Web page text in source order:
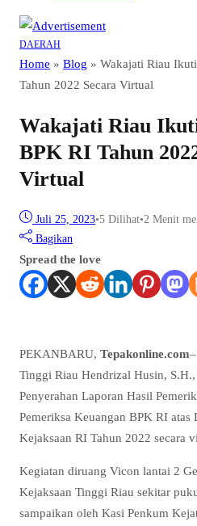
DAERAH
Home » Blog » Wakajati Riau
Tahun 2022 Secara Virtual
Wakajati Riau
BPK RI Tahun
Virtual
Juli 25, 2023•5 Dilihat•2 Menit
Bagikan
Spread the love
PEKANBARU, Tepakonline.com
Tinggi Riau Hendrizal Husin,
Penyerahan Laporan Hasil
Pemeriksa Keuangan BPK RI atas
Kejaksaan RI Tahun 2022 secara
Kegiatan diruang Vicon lantai 2
Kejaksaan Tinggi Riau sekitar
sampaikan oleh Kasi Penkum